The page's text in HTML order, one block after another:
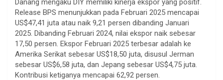
Release BPS menunjukkan pada Februari 2025 mencapai
US$47,41 juta atau naik 9,21 persen dibanding Januari
2025. Dibanding Februari 2024, nilai ekspor naik sebesar
17,50 persen. Ekspor Februari 2025 terbesar adalah ke
Amerika Serikat sebesar US$18,50 juta, disusul Jerman
sebesar US$6,58 juta, dan Jepang sebesar US$4,75 juta.
Kontribusi ketiganya mencapai 62,92 persen.